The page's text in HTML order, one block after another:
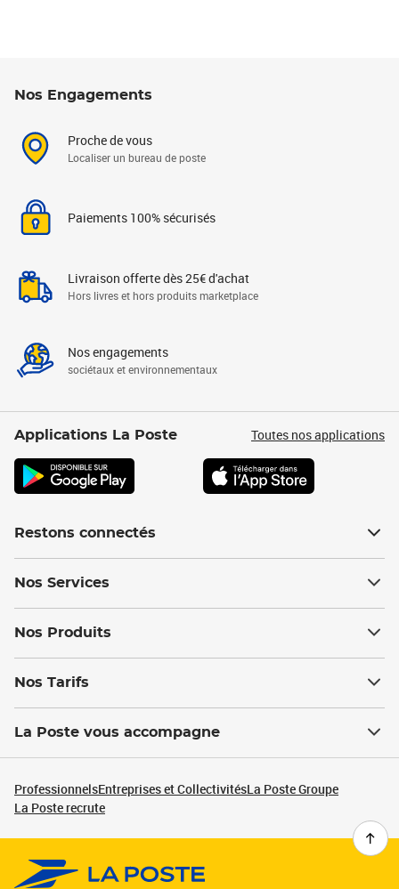
Nos Engagements
Proche de vous
Localiser un bureau de poste
Paiements 100% sécurisés
Livraison offerte dès 25€ d'achat
Hors livres et hors produits marketplace
Nos engagements
sociétaux et environnementaux
Applications La Poste Toutes nos applications
Restons connectés
Nos Services
Nos Produits
Nos Tarifs
La Poste vous accompagne
ProfessionnelsEntreprises et CollectivitésLa Poste Groupe
La Poste recrute